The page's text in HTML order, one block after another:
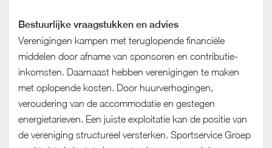
Bestuurlijke vraagstukken en advies
Verenigingen kampen met teruglopende financiële
middelen door afname van sponsoren en contributie-
inkomsten. Daarnaast hebben verenigingen te maken
met oplopende kosten. Door huurverhogingen,
veroudering van de accommodatie en gestegen
energietarieven. Een juiste exploitatie kan de positie van
de vereniging structureel versterken. Sportservice Groep